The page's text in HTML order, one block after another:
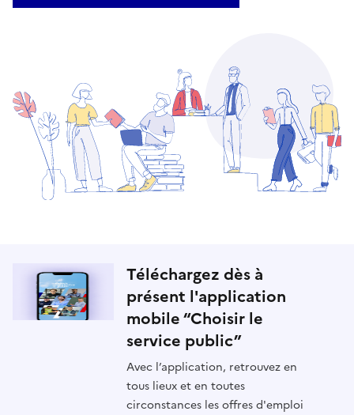
Téléchargez dès à
présent l'application
mobile “Choisir le
service public”
Avec l’application, retrouvez en
tous lieux et en toutes
circonstances les offres d'emploi